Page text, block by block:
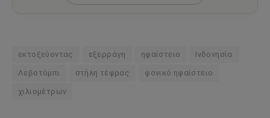
εκτοξεύοντας εξερράγη ηφαίστειο Ινδονησία
Λεβοτόμπι στήλη τέφρας φονικό ηφαίστειο
χιλιομέτρων